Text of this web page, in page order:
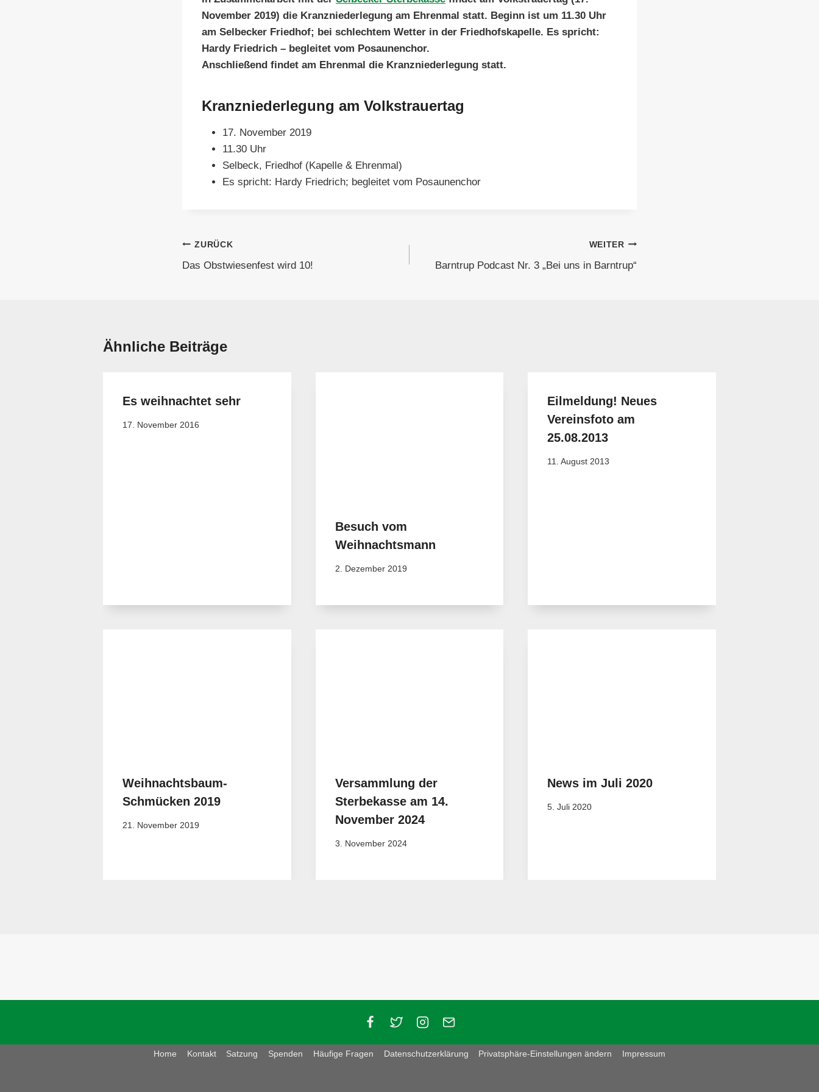
November 2019) die Kranzniederlegung am Ehrenmal statt. Beginn ist um 11.30 Uhr
am Selbecker Friedhof; bei schlechtem Wetter in der Friedhofskapelle. Es spricht:
Hardy Friedrich – begleitet vom Posaunenchor.
Anschließend findet am Ehrenmal die Kranzniederlegung statt.
Kranzniederlegung am Volkstrauertag
17. November 2019
11.30 Uhr
Selbeck, Friedhof (Kapelle & Ehrenmal)
Es spricht: Hardy Friedrich; begleitet vom Posaunenchor
Beitragsnavigation
ZURÜCK
Das Obstwiesenfest wird 10!
WEITER
Barntrup Podcast Nr. 3 „Bei uns in Barntrup“
Ähnliche Beiträge
Es weihnachtet sehr
17. November 2016
Besuch vom
Weihnachtsmann
2. Dezember 2019
Eilmeldung! Neues
Vereinsfoto am
25.08.2013
11. August 2013
Weihnachtsbaum-
Schmücken 2019
21. November 2019
Versammlung der
Sterbekasse am 14.
November 2024
3. November 2024
News im Juli 2020
5. Juli 2020
Home Kontakt Satzung Spenden Häufige Fragen Datenschutzerklärung Privatsphäre-Einstellungen ändern Impressum